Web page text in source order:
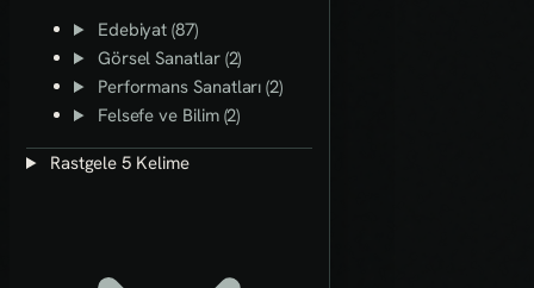
Edebiyat (87)
Görsel Sanatlar (2)
Performans Sanatları (2)
Felsefe ve Bilim (2)
Rastgele 5 Kelime